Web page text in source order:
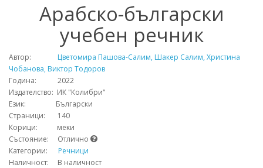
Арабско-български
учебен речник
Автор:
Цветомира Пашова-Салим, Шакер Салим, Христина
Чобанова, Виктор Тодоров
Година: 2022
Издателство: ИК "Колибри"
Език: Български
Страници: 140
Корици: меки
Състояние: Отлично
Категории: Речници
Наличност: В наличност